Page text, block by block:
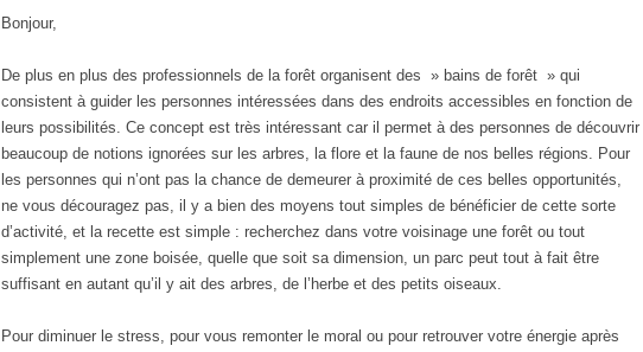
Bonjour,
De plus en plus des professionnels de la forêt organisent des » bains de forêt » qui
consistent à guider les personnes intéressées dans des endroits accessibles en fonction de
leurs possibilités. Ce concept est très intéressant car il permet à des personnes de découvrir
beaucoup de notions ignorées sur les arbres, la flore et la faune de nos belles régions. Pour
les personnes qui n’ont pas la chance de demeurer à proximité de ces belles opportunités,
ne vous découragez pas, il y a bien des moyens tout simples de bénéficier de cette sorte
d’activité, et la recette est simple : recherchez dans votre voisinage une forêt ou tout
simplement une zone boisée, quelle que soit sa dimension, un parc peut tout à fait être
suffisant en autant qu’il y ait des arbres, de l’herbe et des petits oiseaux.
Pour diminuer le stress, pour vous remonter le moral ou pour retrouver votre énergie après